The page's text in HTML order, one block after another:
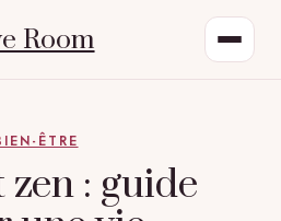
Room
ÊTRE
zen : guide